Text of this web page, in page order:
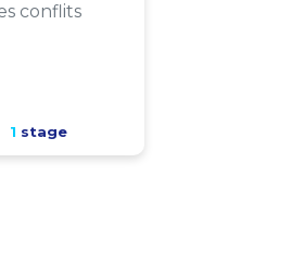
conflits
1 stage